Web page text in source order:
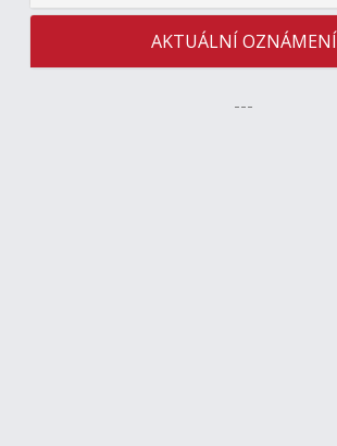
AKTUÁLNÍ OZNÁMENÍ
---